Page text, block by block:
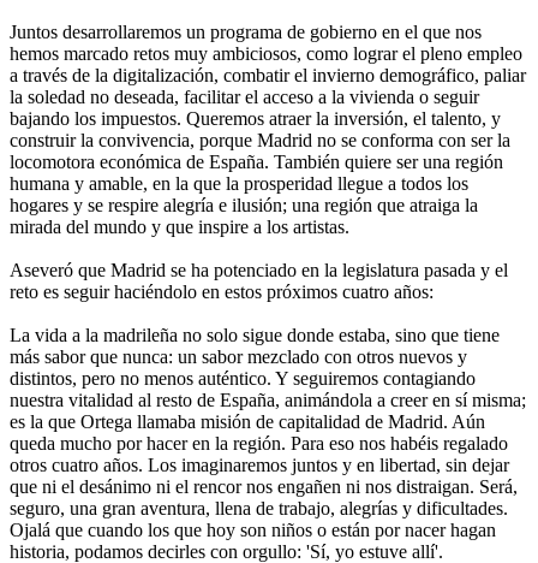
Juntos desarrollaremos un programa de gobierno en el que nos
hemos marcado retos muy ambiciosos, como lograr el pleno empleo
a través de la digitalización, combatir el invierno demográfico, paliar
la soledad no deseada, facilitar el acceso a la vivienda o seguir
bajando los impuestos. Queremos atraer la inversión, el talento, y
construir la convivencia, porque Madrid no se conforma con ser la
locomotora económica de España. También quiere ser una región
humana y amable, en la que la prosperidad llegue a todos los
hogares y se respire alegría e ilusión; una región que atraiga la
mirada del mundo y que inspire a los artistas.
Aseveró que Madrid se ha potenciado en la legislatura pasada y el
reto es seguir haciéndolo en estos próximos cuatro años:
La vida a la madrileña no solo sigue donde estaba, sino que tiene
más sabor que nunca: un sabor mezclado con otros nuevos y
distintos, pero no menos auténtico. Y seguiremos contagiando
nuestra vitalidad al resto de España, animándola a creer en sí misma;
es la que Ortega llamaba misión de capitalidad de Madrid. Aún
queda mucho por hacer en la región. Para eso nos habéis regalado
otros cuatro años. Los imaginaremos juntos y en libertad, sin dejar
que ni el desánimo ni el rencor nos engañen ni nos distraigan. Será,
seguro, una gran aventura, llena de trabajo, alegrías y dificultades.
Ojalá que cuando los que hoy son niños o están por nacer hagan
historia, podamos decirles con orgullo: 'Sí, yo estuve allí'.